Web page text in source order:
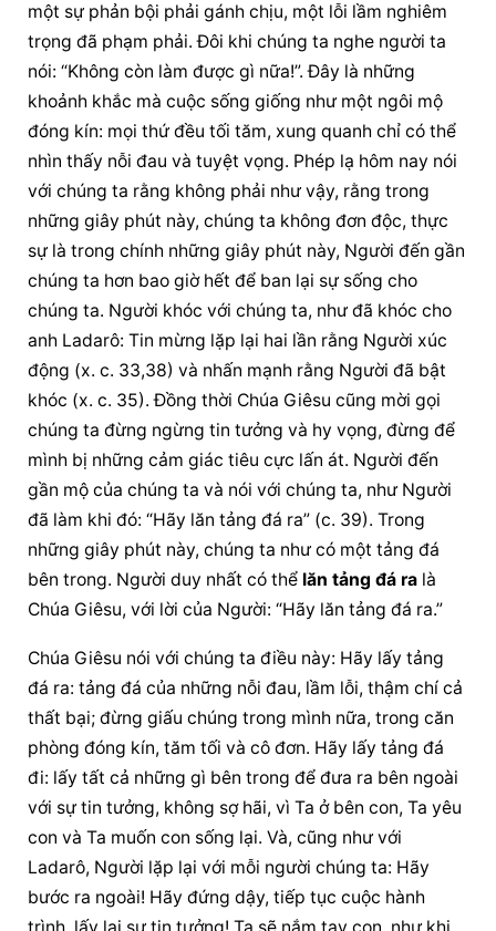
một sự phản bội phải gánh chịu, một lỗi lầm nghiêm
trọng đã phạm phải. Đôi khi chúng ta nghe người ta
nói: “Không còn làm được gì nữa!”. Đây là những
khoảnh khắc mà cuộc sống giống như một ngôi mộ
đóng kín: mọi thứ đều tối tăm, xung quanh chỉ có thể
nhìn thấy nỗi đau và tuyệt vọng. Phép lạ hôm nay nói
với chúng ta rằng không phải như vậy, rằng trong
những giây phút này, chúng ta không đơn độc, thực
sự là trong chính những giây phút này, Người đến gần
chúng ta hơn bao giờ hết để ban lại sự sống cho
chúng ta. Người khóc với chúng ta, như đã khóc cho
anh Ladarô: Tin mừng lặp lại hai lần rằng Người xúc
động (x. c. 33,38) và nhấn mạnh rằng Người đã bật
khóc (x. c. 35). Đồng thời Chúa Giêsu cũng mời gọi
chúng ta đừng ngừng tin tưởng và hy vọng, đừng để
mình bị những cảm giác tiêu cực lấn át. Người đến
gần mộ của chúng ta và nói với chúng ta, như Người
đã làm khi đó: “Hãy lăn tảng đá ra” (c. 39). Trong
những giây phút này, chúng ta như có một tảng đá
bên trong. Người duy nhất có thể lăn tảng đá ra là
Chúa Giêsu, với lời của Người: “Hãy lăn tảng đá ra.”
Chúa Giêsu nói với chúng ta điều này: Hãy lấy tảng
đá ra: tảng đá của những nỗi đau, lầm lỗi, thậm chí cả
thất bại; đừng giấu chúng trong mình nữa, trong căn
phòng đóng kín, tăm tối và cô đơn. Hãy lấy tảng đá
đi: lấy tất cả những gì bên trong để đưa ra bên ngoài
với sự tin tưởng, không sợ hãi, vì Ta ở bên con, Ta yêu
con và Ta muốn con sống lại. Và, cũng như với
Ladarô, Người lặp lại với mỗi người chúng ta: Hãy
bước ra ngoài! Hãy đứng dậy, tiếp tục cuộc hành